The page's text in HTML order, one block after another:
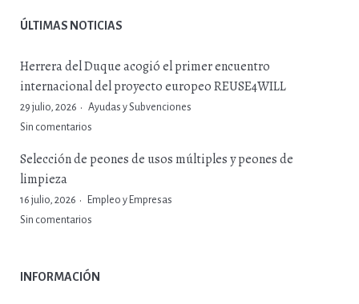
ÚLTIMAS NOTICIAS
Herrera del Duque acogió el primer encuentro
internacional del proyecto europeo REUSE4WILL
29 julio, 2026
Ayudas y Subvenciones
Sin comentarios
Selección de peones de usos múltiples y peones de
limpieza
16 julio, 2026
Empleo y Empresas
Sin comentarios
INFORMACIÓN